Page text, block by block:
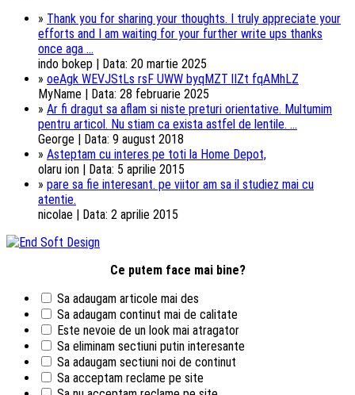
» Thank you for sharing your thoughts. I truly appreciate your
efforts and I am waiting for your further write ups thanks
once aga ...
indo bokep | Data: 20 martie 2025
» oeAgk WEVJStLs rsF UWW byqMZT lIZt fqAMhLZ
MyName | Data: 28 februarie 2025
» Ar fi dragut sa aflam si niste preturi orientative. Multumim
pentru articol. Nu stiam ca exista astfel de lentile. ...
George | Data: 9 august 2018
» Asteptam cu interes pe toti la Home Depot,
olaru ion | Data: 5 aprilie 2015
» pare sa fie interesant. pe viitor am sa il studiez mai cu
atentie.
nicolae | Data: 2 aprilie 2015
Ce putem face mai bine?
Sa adaugam articole mai des
Sa adaugam continut mai de calitate
Este nevoie de un look mai atragator
Sa eliminam sectiuni putin interesante
Sa adaugam sectiuni noi de continut
Sa acceptam reclame pe site